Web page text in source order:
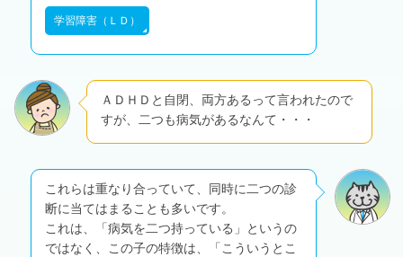
学習障害（ＬＤ）
ＡＤＨＤと自閉、両方あるって言われたので
すが、二つも病気があるなんて・・・
これらは重なり合っていて、同時に二つの診
断に当てはまることも多いです。
これは、「病気を二つ持っている」というの
ではなく、この子の特徴は、「こういうとこ